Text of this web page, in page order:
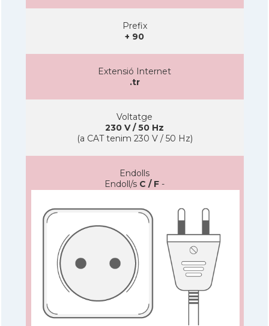
Prefix
+ 90
Extensió Internet
.tr
Voltatge
230 V / 50 Hz
(a CAT tenim 230 V / 50 Hz)
Endolls
Endoll/s C / F -